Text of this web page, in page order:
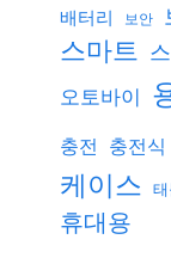
배터리 보안
스마트
오토바이
충전 충전식
케이스
휴대용